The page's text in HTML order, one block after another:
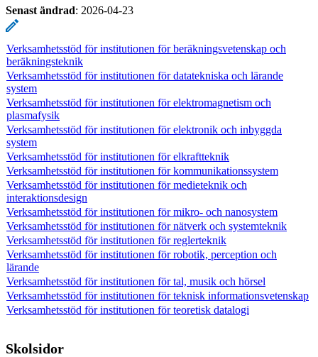
Senast ändrad: 2026-04-23
Verksamhetsstöd för institutionen för beräkningsvetenskap och
beräkningsteknik
Verksamhetsstöd för institutionen för datatekniska och lärande
system
Verksamhetsstöd för institutionen för elektromagnetism och
plasmafysik
Verksamhetsstöd för institutionen för elektronik och inbyggda
system
Verksamhetsstöd för institutionen för elkraftteknik
Verksamhetsstöd för institutionen för kommunikationssystem
Verksamhetsstöd för institutionen för medieteknik och
interaktionsdesign
Verksamhetsstöd för institutionen för mikro- och nanosystem
Verksamhetsstöd för institutionen för nätverk och systemteknik
Verksamhetsstöd för institutionen för reglerteknik
Verksamhetsstöd för institutionen för robotik, perception och
lärande
Verksamhetsstöd för institutionen för tal, musik och hörsel
Verksamhetsstöd för institutionen för teknisk informationsvetenskap
Verksamhetsstöd för institutionen för teoretisk datalogi
Skolsidor